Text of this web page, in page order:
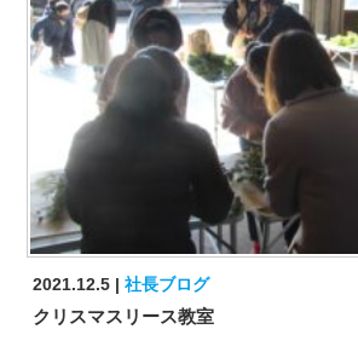
2021.12.5 社長ブログ
クリスマスリース教室